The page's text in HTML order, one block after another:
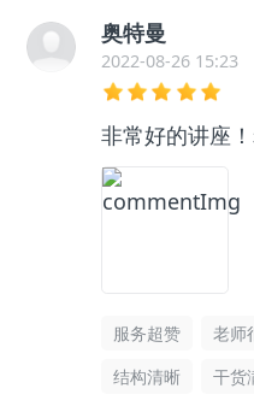
奥特曼
2022-08-26 15:23
非常好的讲座
服务超赞 老师
结构清晰
干货